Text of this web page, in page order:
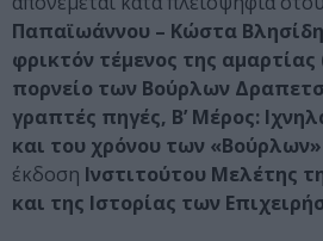
Παπαϊωάννου – Κώστα Βλησίδη
φρικτόν τέμενος της αμαρτίας
πορνείο των Βούρλων
γραπτές πηγές, Β’ Μέρος:
και του χρόνου των
έκδοση Ινστιτούτου Μελέτης
και της Ιστορίας των